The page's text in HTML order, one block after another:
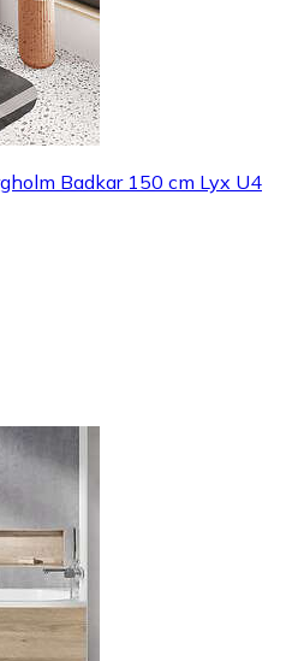
Badkar 150 cm Lyx U4